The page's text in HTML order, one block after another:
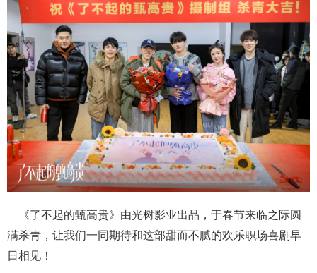
《了不起的甄高贵》由光树影业出品， 于春节来临之际圆
满杀青，让我们一同期待和这部甜而不腻的欢乐职场喜剧早
日相见！